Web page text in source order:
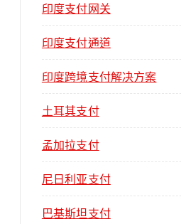
印度支付网关
印度支付通道
印度跨境支付解决方案
土耳其支付
孟加拉支付
尼日利亚支付
巴基斯坦支付